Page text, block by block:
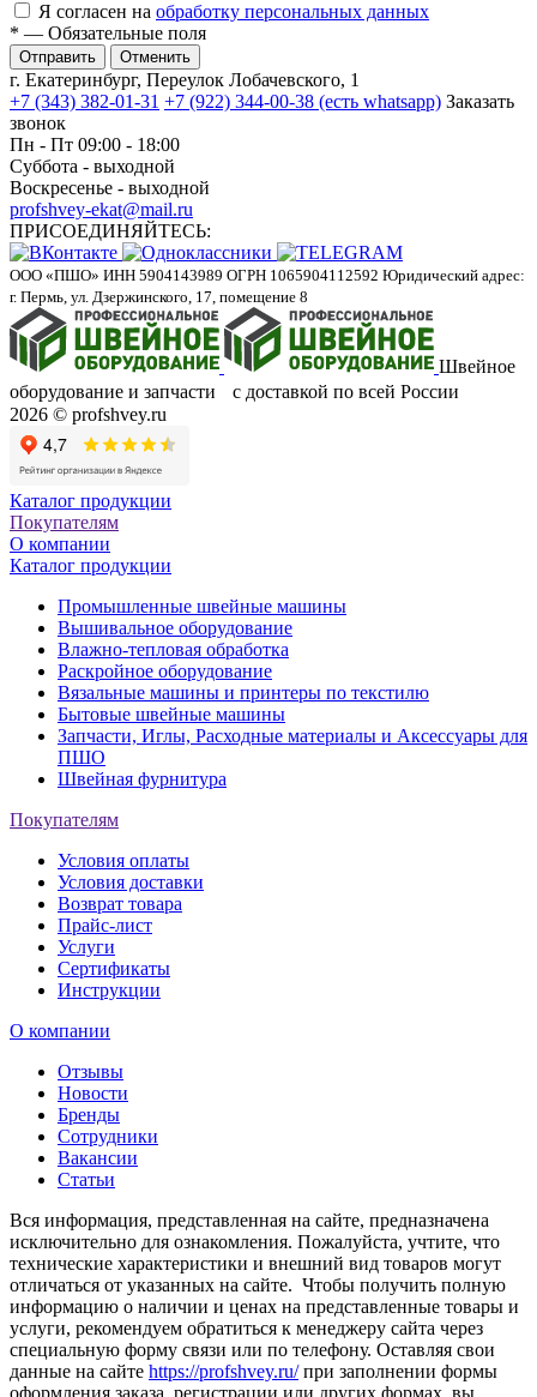
Я согласен на обработку персональных данных
* — Обязательные поля
Отменить
г. Екатеринбург, Переулок Лобачевского, 1
+7 (343) 382-01-31 +7 (922) 344-00-38 (есть whatsapp) Заказать
звонок
Пн - Пт 09:00 - 18:00
Суббота - выходной
Воскресенье - выходной
profshvey-ekat@mail.ru
ПРИСОЕДИНЯЙТЕСЬ:
ООО «ПШО» ИНН 5904143989 ОГРН 1065904112592 Юридический адрес:
г. Пермь, ул. Дзержинского, 17, помещение 8
Швейное
оборудование и запчасти с доставкой по всей России
2026 © profshvey.ru
Каталог продукции
Покупателям
О компании
Каталог продукции
Промышленные швейные машины
Вышивальное оборудование
Влажно-тепловая обработка
Раскройное оборудование
Вязальные машины и принтеры по текстилю
Бытовые швейные машины
Запчасти, Иглы, Расходные материалы и Аксессуары для
ПШО
Швейная фурнитура
Покупателям
Условия оплаты
Условия доставки
Возврат товара
Прайс-лист
Услуги
Сертификаты
Инструкции
О компании
Отзывы
Новости
Бренды
Сотрудники
Вакансии
Статьи
Вся информация, представленная на сайте, предназначена
исключительно для ознакомления. Пожалуйста, учтите, что
технические характеристики и внешний вид товаров могут
отличаться от указанных на сайте. Чтобы получить полную
информацию о наличии и ценах на представленные товары и
услуги, рекомендуем обратиться к менеджеру сайта через
специальную форму связи или по телефону. Оставляя свои
данные на сайте https://profshvey.ru/при заполнении формы